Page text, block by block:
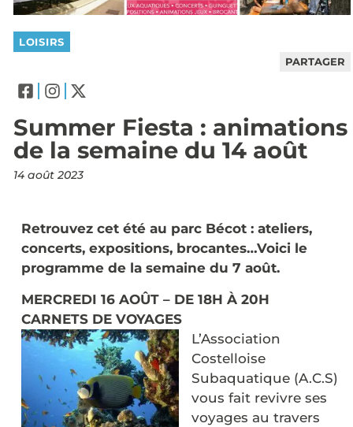
LOISIRS
PARTAGER
Summer Fiesta : animations
de la semaine du 14 août
14 août 2023
Retrouvez cet été au parc Bécot : ateliers,
concerts, expositions, brocantes…Voici le
programme de la semaine du 7 août.
MERCREDI 16 AOÛT – DE 18H À 20H
CARNETS DE VOYAGES
L’Association
Costelloise
Subaquatique (A.C.S)
vous fait revivre ses
voyages au travers